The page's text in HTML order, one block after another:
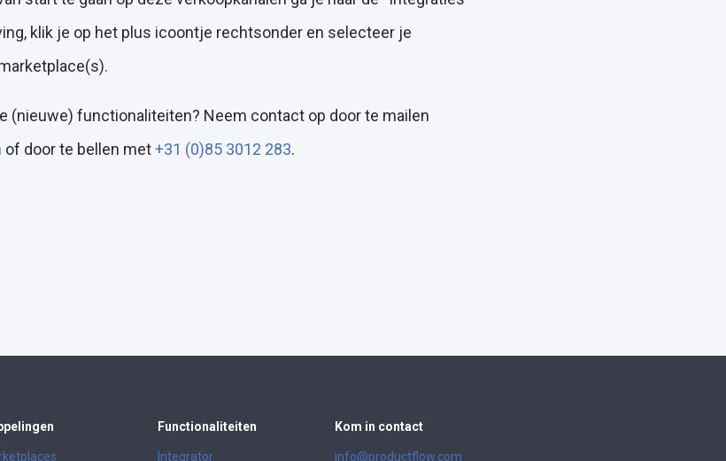
klik je op het plus icoontje rechtsonder en selecteer je
(nieuwe) functionaliteiten? Neem contact op door te mailen
of door te bellen met+31 (0)85 3012 283.
Functionaliteiten
Integrator
Kom in contact
info@productflow.com